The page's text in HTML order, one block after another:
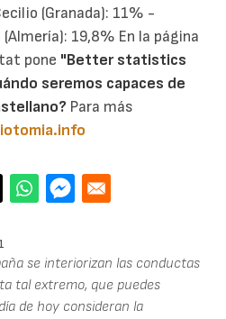
(Granada): 11% -
19,8% En la página
pone "Better statistics
seremos capaces de
Para más
se interiorizan las conductas
tal extremo, que puedes
de hoy consideran la